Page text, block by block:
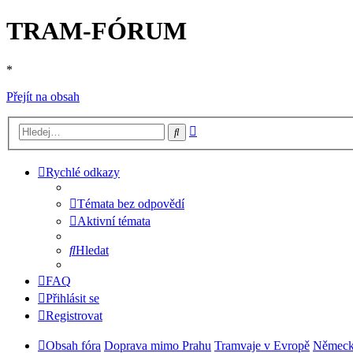
TRAM-FÓRUM
*
Přejít na obsah
Hledat
Rychlé odkazy
Témata bez odpovědí
Aktivní témata
Hledat
FAQ
Přihlásit se
Registrovat
Obsah fóra Doprava mimo Prahu Tramvaje v Evropě